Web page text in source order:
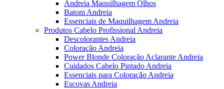
Andreia Maquilhagem Olhos
Batom Andreia
Essenciais de Maquilhagem Andreia
Produtos Cabelo Profissional Andreia
Descolorantes Andreia
Coloração Andreia
Power Blonde Coloração Aclarante Andreia
Cuidados Cabelo Pintado Andreia
Essenciais para Coloração Andreia
Escovas Andreia